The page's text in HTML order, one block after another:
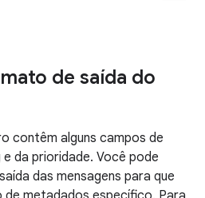
de saída do
contêm alguns campos de
da prioridade. Você pode
das mensagens para que